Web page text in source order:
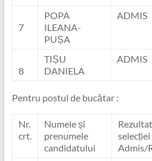
7
POPA
ILEANA-
PUȘA
ADMIS
8
TIȘU
DANIELA
ADMIS
Pentru postul de bucătar :
Nr.
crt.
Numele și
prenumele
candidatului
Admis/